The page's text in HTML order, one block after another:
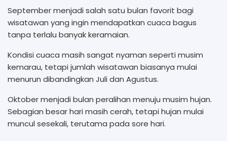
September menjadi salah satu bulan favorit bagi
wisatawan yang ingin mendapatkan cuaca bagus
tanpa terlalu banyak keramaian.
Kondisi cuaca masih sangat nyaman seperti musim
kemarau, tetapi jumlah wisatawan biasanya mulai
menurun dibandingkan Juli dan Agustus.
Oktober menjadi bulan peralihan menuju musim hujan.
Sebagian besar hari masih cerah, tetapi hujan mulai
muncul sesekali, terutama pada sore hari.